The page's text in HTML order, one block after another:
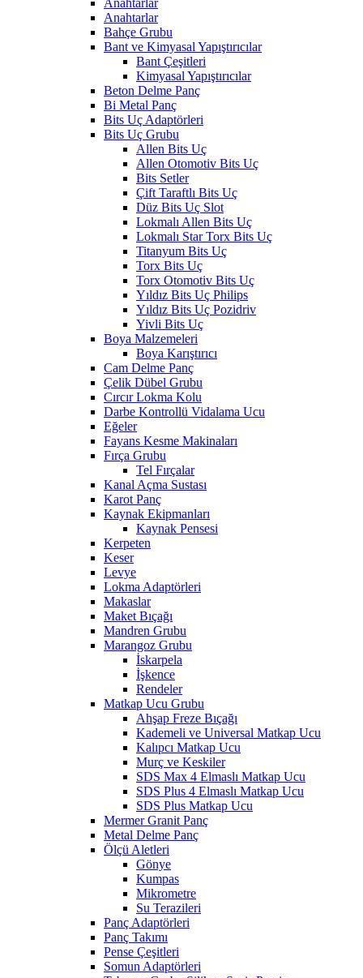
Anahtarlar
Anahtarlar
Bahçe Grubu
Bant ve Kimyasal Yapıştırıcılar
Bant Çeşitleri
Kimyasal Yapıştırıcılar
Beton Delme Panç
Bi Metal Panç
Bits Uç Adaptörleri
Bits Uç Grubu
Allen Bits Uç
Allen Otomotiv Bits Uç
Bits Setler
Çift Taraftlı Bits Uç
Düz Bits Uç Slot
Lokmalı Allen Bits Uç
Lokmalı Star Torx Bits Uç
Titanyum Bits Uç
Torx Bits Uç
Torx Otomotiv Bits Uç
Yıldız Bits Uç Philips
Yıldız Bits Uç Pozidriv
Yivli Bits Uç
Boya Malzemeleri
Boya Karıştırıcı
Cam Delme Panç
Çelik Dübel Grubu
Cırcır Lokma Kolu
Darbe Kontrollü Vidalama Ucu
Eğeler
Fayans Kesme Makinaları
Fırça Grubu
Tel Fırçalar
Kanal Açma Sustası
Karot Panç
Kaynak Ekipmanları
Kaynak Pensesi
Kerpeten
Keser
Levye
Lokma Adaptörleri
Makaslar
Maket Bıçağı
Mandren Grubu
Marangoz Grubu
İskarpela
İşkence
Rendeler
Matkap Ucu Grubu
Ahşap Freze Bıçağı
Kademeli ve Universal Matkap Ucu
Kalıpcı Matkap Ucu
Murç ve Keskiler
SDS Max 4 Elmaslı Matkap Ucu
SDS Plus 4 Elmaslı Matkap Ucu
SDS Plus Matkap Ucu
Mermer Granit Panç
Metal Delme Panç
Ölçü Aletleri
Gönye
Kumpas
Mikrometre
Su Terazileri
Panç Adaptörleri
Panç Takımı
Pense Çeşitleri
Somun Adaptörleri